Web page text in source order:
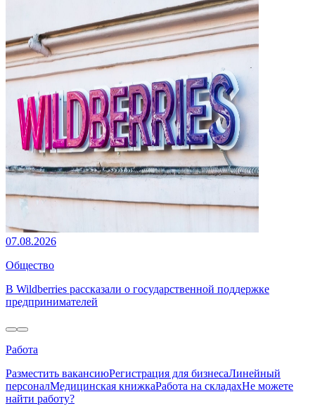
07.08.2026
Общество
В Wildberries рассказали о государственной поддержке
предпринимателей
Работа
Разместить вакансиюРегистрация для бизнесаЛинейный
персоналМедицинская книжкаРабота на складахНе можете
найти работу?